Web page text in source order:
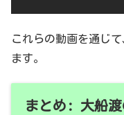
これらの動画を通じ
ます。
まとめ: 大船渡